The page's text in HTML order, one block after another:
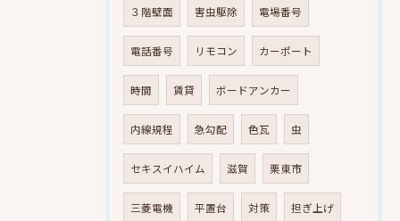
３階壁面 害虫駆除 電場番号
電話番号 リモコン カーポート
時間 賃貸 ボードアンカー
内線規程 急勾配 色瓦 虫
セキスイハイム 滋賀 栗東市
三菱電機 平置台 対策 担ぎ上げ